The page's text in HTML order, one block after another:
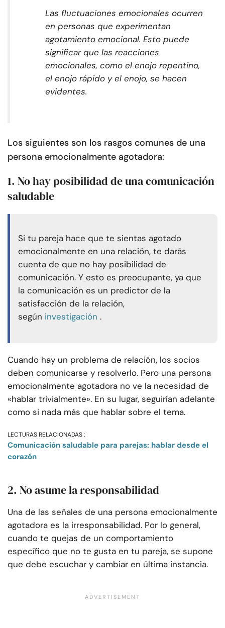
Las fluctuaciones emocionales ocurren
en personas que experimentan
agotamiento emocional. Esto puede
significar que las reacciones
emocionales, como el enojo repentino,
el enojo rápido y el enojo, se hacen
evidentes.
Los siguientes son los rasgos comunes de una
persona emocionalmente agotadora:
1. No hay posibilidad de una comunicación
saludable
Si tu pareja hace que te sientas agotado
emocionalmente en una relación, te darás
cuenta de que no hay posibilidad de
comunicación. Y esto es preocupante, ya que
la comunicación es un predictor de la
satisfacción de la relación,
según investigación .
Cuando hay un problema de relación, los socios
deben comunicarse y resolverlo. Pero una persona
emocionalmente agotadora no ve la necesidad de
«hablar trivialmente». En su lugar, seguirían adelante
como si nada más que hablar sobre el tema.
LECTURAS RELACIONADAS :
Comunicación saludable para parejas: hablar desde el
corazón
2. No asume la responsabilidad
Una de las señales de una persona emocionalmente
agotadora es la irresponsabilidad. Por lo general,
cuando te quejas de un comportamiento
específico que no te gusta en tu pareja, se supone
que debe escuchar y cambiar en última instancia.